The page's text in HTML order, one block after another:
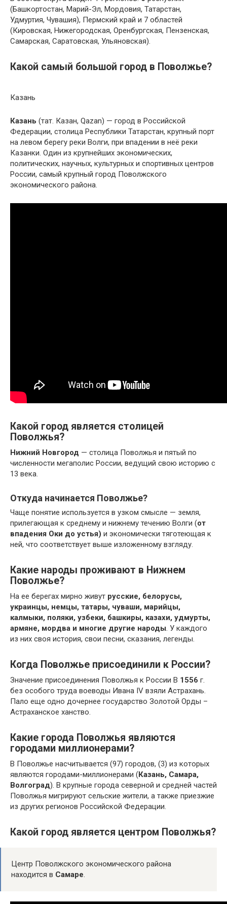
(Башкортостан, Марий-Эл, Мордовия, Татарстан,
Удмуртия, Чувашия), Пермский край и 7 областей
(Кировская, Нижегородская, Оренбургская, Пензенская,
Самарская, Саратовская, Ульяновская).
Какой самый большой город в Поволжье?
Казань
Казань (тат. Казан, Qazan) — город в Российской
Федерации, столица Республики Татарстан, крупный порт
на левом берегу реки Волги, при впадении в неё реки
Казанки. Один из крупнейших экономических,
политических, научных, культурных и спортивных центров
России, самый крупный город Поволжского
экономического района.
Какой город является столицей
Поволжья?
Нижний Новгород — столица Поволжья и пятый по
численности мегаполис России, ведущий свою историю с
13 века.
Откуда начинается Поволжье?
Чаще понятие используется в узком смысле — земля,
прилегающая к среднему и нижнему течению Волги (от
впадения Оки до устья) и экономически тяготеющая к
ней, что соответствует выше изложенному взгляду.
Какие народы проживают в Нижнем
Поволжье?
На ее берегах мирно живут русские, белорусы,
украинцы, немцы, татары, чуваши, марийцы,
калмыки, поляки, узбеки, башкиры, казахи, удмурты,
армяне, мордва и многие другие народы. У каждого
из них своя история, свои песни, сказания, легенды.
Когда Поволжье присоединили к России?
Значение присоединения Поволжья к России В 1556 г.
без особого труда воеводы Ивана IV взяли Астрахань.
Пало еще одно дочернее государство Золотой Орды –
Астраханское ханство.
Какие города Поволжья являются
городами миллионерами?
В Поволжье насчитывается (97) городов, (3) из которых
являются городами-миллионерами (Казань, Самара,
Волгоград). В крупные города северной и средней частей
Поволжья мигрируют сельские жители, а также приезжие
из других регионов Российской Федерации.
Какой город является центром Поволжья?
Центр Поволжского экономического района
находится в Самаре.